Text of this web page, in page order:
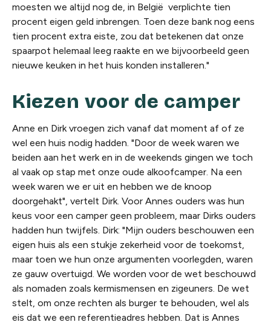
moesten we altijd nog de, in België verplichte tien
procent eigen geld inbrengen. Toen deze bank nog eens
tien procent extra eiste, zou dat betekenen dat onze
spaarpot helemaal leeg raakte en we bijvoorbeeld geen
nieuwe keuken in het huis konden installeren."
Kiezen voor de camper
Anne en Dirk vroegen zich vanaf dat moment af of ze
wel een huis nodig hadden. "Door de week waren we
beiden aan het werk en in de weekends gingen we toch
al vaak op stap met onze oude alkoofcamper. Na een
week waren we er uit en hebben we de knoop
doorgehakt", vertelt Dirk. Voor Annes ouders was hun
keus voor een camper geen probleem, maar Dirks ouders
hadden hun twijfels. Dirk: "Mijn ouders beschouwen een
eigen huis als een stukje zekerheid voor de toekomst,
maar toen we hun onze argumenten voorlegden, waren
ze gauw overtuigd. We worden voor de wet beschouwd
als nomaden zoals kermismensen en zigeuners. De wet
stelt, om onze rechten als burger te behouden, wel als
eis dat we een referentieadres hebben. Dat is Annes